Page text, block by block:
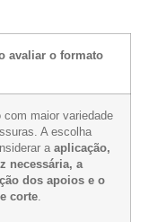
avaliar o formato
com maior variedade
A escolha
a aplicação,
necessária, a
dos apoios e o
corte.